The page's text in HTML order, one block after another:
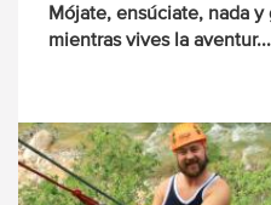
Mójate, ensúciate, nada
mientras vives la aventur...